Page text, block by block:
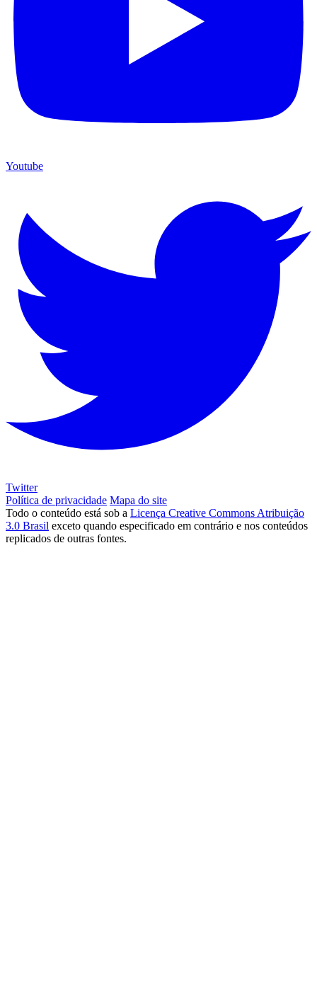
Youtube
Twitter
Política de privacidade Mapa do site
Todo o conteúdo está sob a Licença Creative Commons Atribuição
3.0 Brasil exceto quando especificado em contrário e nos conteúdos
replicados de outras fontes.